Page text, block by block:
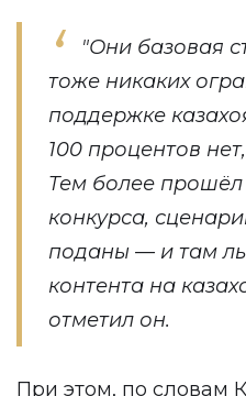
"Они базовая
тоже никаких
поддержке
100 процентов
Тем более
конкурса,
поданы — и там
контента на
отметил он.
При этом, по словам